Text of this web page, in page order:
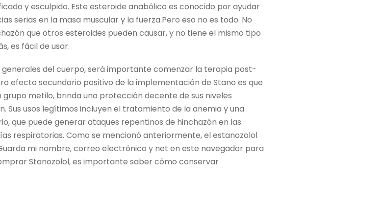
y esculpido. Este esteroide anabólico es conocido por ayudar
serias en la masa muscular y la fuerza.Pero eso no es todo. No
que otros esteroides pueden causar, y no tiene el mismo tipo
es fácil de usar.
del cuerpo, será importante comenzar la terapia post-
efecto secundario positivo de la implementación de Stano es que
metilo, brinda una protección decente de sus niveles
Sus usos legítimos incluyen el tratamiento de la anemia y una
que puede generar ataques repentinos de hinchazón en las
respiratorias. Como se mencionó anteriormente, el estanozolol
mi nombre, correo electrónico y net en este navegador para
Stanozolol, es importante saber cómo conservar